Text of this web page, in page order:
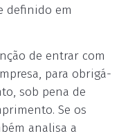
definido em
de entrar com
para obrigá-
sob pena de
Se os
analisa a